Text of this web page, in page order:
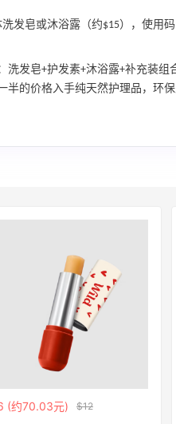
发皂或沐浴露（约$15），使用码
洗发皂+护发素+沐浴露+补充装
半的价格入手纯天然护理品，环保
(约70.03元) $12